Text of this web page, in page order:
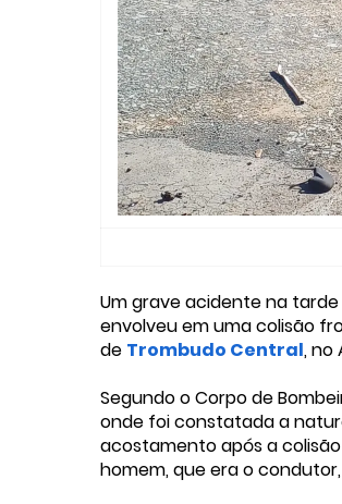
Um grave acidente na
envolveu em uma colisão
de Trombudo Central, no
Segundo o Corpo de
onde foi constatada a
acostamento após a
homem, que era o